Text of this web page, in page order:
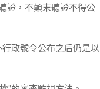
證，不顛末聽證不得公
政號令公布之后仍是以